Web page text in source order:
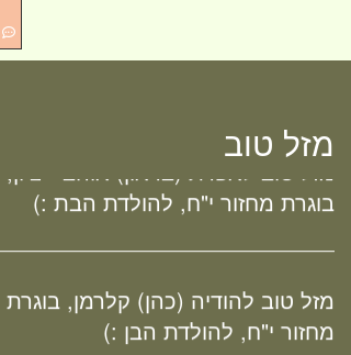
מזל טוב
מזל טוב להודיה (כהן) קלרמן, בוגרת
מחזור י"ח, להולדת הבן :)
מזל טוב לאפרת (בראון) אוהב - ציון,
בוגרת מחזור י"ח, להולדת הבת :)
מחזור י"ח, להולדת הבת :)